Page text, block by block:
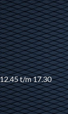
t/m 17.30